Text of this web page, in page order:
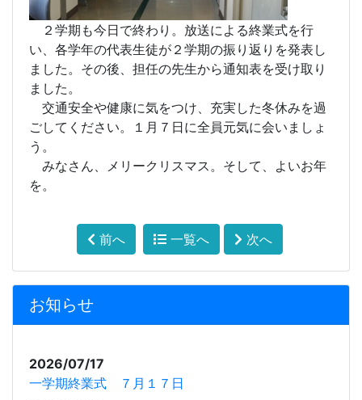
２学期も今日で終わり。放送による終業式を行
い、各学年の代表生徒が２学期の振り返りを発表し
ました。その後、担任の先生から通知表を受け取り
ました。
交通安全や健康に気をつけ、充実した冬休みを過
ごしてください。１月７日に全員元気に会いましょ
う。
みなさん、メリークリスマス。そして、よいお年
を。
前へ 一覧へ 次へ
お知らせ
2026/07/17
一学期終業式 ７月１７日